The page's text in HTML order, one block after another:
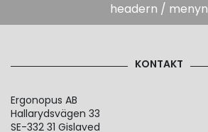
headern / menyn
KONTAKT
Ergonopus AB
Hallarydsvägen 33
SE-332 31 Gislaved